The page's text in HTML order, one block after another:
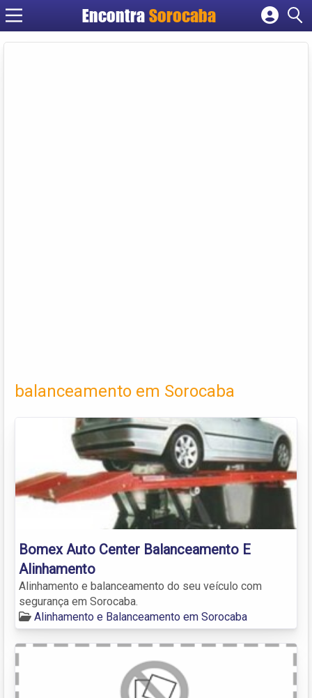
EncontraSorocaba
Cadastrar empresa
balanceamento em Sorocaba
Bomex Auto Center Balanceamento E
Alinhamento
Alinhamento e balanceamento do seu veículo com
segurança em Sorocaba.
Alinhamento e Balanceamento em Sorocaba